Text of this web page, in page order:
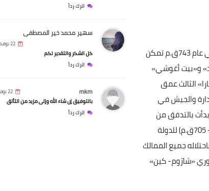
مع بداية حكم «توكولتي- ابيل- إشارا » الثالث (745- 727ق.م) للدولة الآشورية بدء التراجع في أحوال أورارتو. ففي عام 743ق.م تمكن
و«بيت أغوشي»
«توكولتي- ابيل- إشارا» الثالث عمق
حاول الملك «روسا» الأول (730 - 714ق.م) إصلاح الإدارة والجيش في
بالتدفق من
سهول شمال البحر الأسود إلى ماوراء القوقاز. وزيادة الضغط الآشوري مع بداية حكم «شارّوم- كين» الثاني (722- 705ق.م) للدولة
جميع الممالك
العام 714 ق.م وجه الملك الاشوري «شارّوم- كين»
اترك رداً
سهير محمد خير المصطفى
22 نوفمبر 2024 في 11:37 ص
كل الشكر والتقدير لكم
اترك رداً
mkm 22 نوفمبر 2024 في 6:25 ص
بالتوفيق إن شاء الله وإلى مزيد من التألق
اترك رداً